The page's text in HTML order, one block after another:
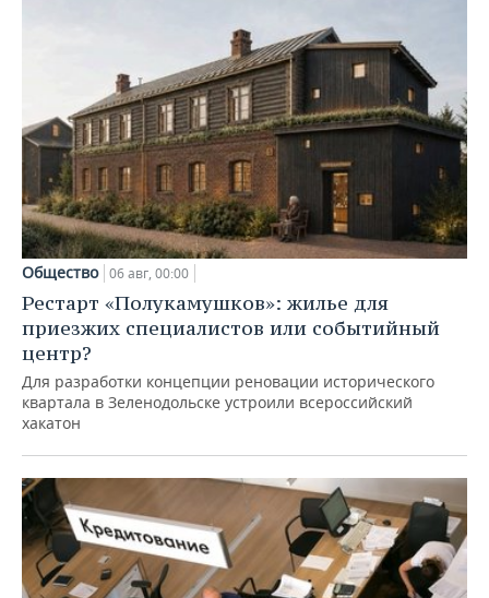
Общество 06 авг, 00:00
Рестарт «Полукамушков»: жилье для
приезжих специалистов или событийный
центр?
Для разработки концепции реновации исторического
квартала в Зеленодольске устроили всероссийский
хакатон